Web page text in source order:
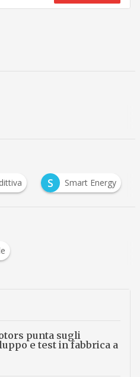
S Smart Energy
punta sugli
e test in fabbrica a